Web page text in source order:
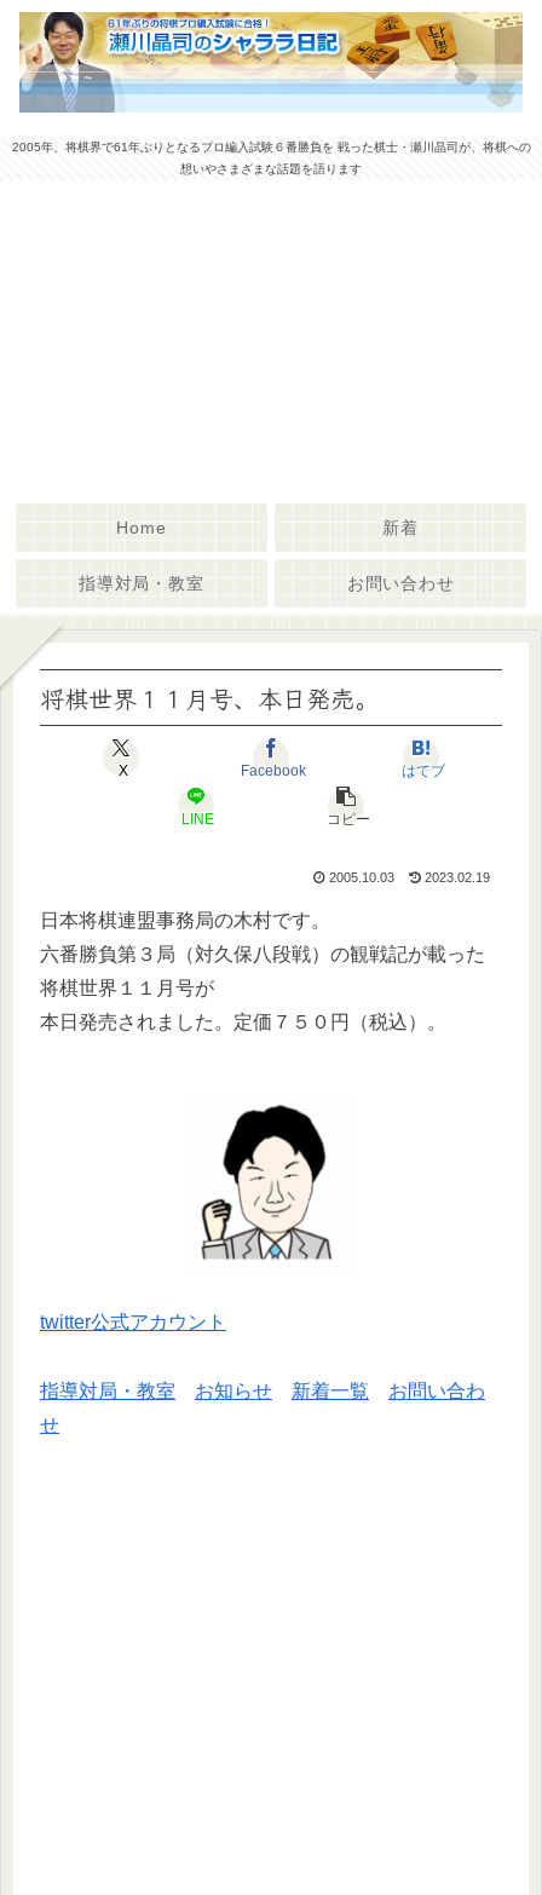
2005年、将棋界で61年ぶりとなるプロ編入試験６番勝負を 戦った棋士・瀬川晶司が、将棋への
想いやさまざまな話題を語ります
Home 新着
指導対局・教室 お問い合わせ
将棋世界１１月号、本日発売。
X Facebook はてブ
LINE コピー
2005.10.03 2023.02.19
日本将棋連盟事務局の木村です。
六番勝負第３局（対久保八段戦）の観戦記が載った
将棋世界１１月号が
本日発売されました。定価７５０円（税込）。
twitter公式アカウント
指導対局・教室 お知らせ 新着一覧
お問い合わ
せ